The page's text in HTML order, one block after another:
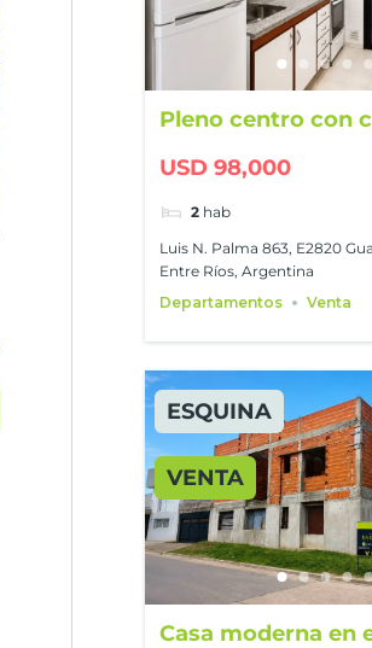
Pleno centro con
USD 98,000
2 hab
Luis N. Palma 863, E2820
Entre Ríos, Argentina
Departamentos
Venta
ESQUINA
VENTA
Casa moderna en